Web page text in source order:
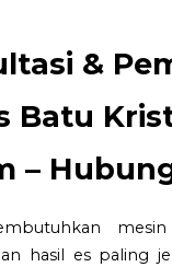
&
Batu
–
hasil es paling